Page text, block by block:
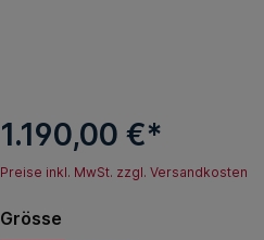
1.190,00 €*
Preise inkl. MwSt. zzgl. Versandkosten
Grösse